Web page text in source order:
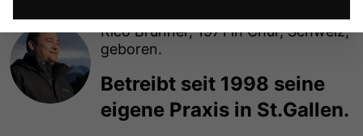
Rico Brunner, 1971 in Chur, Schweiz,
geboren.
Betreibt seit 1998 seine
eigene Praxis in St.Gallen.